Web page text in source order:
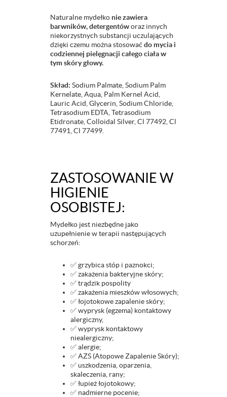
Naturalne mydełko nie zawiera
barwników, detergentóworaz innych
niekorzystnych substancji uczulających
dzięki czemu można stosować do mycia i
codziennej pielęgnacji całego ciała w
tym skóry głowy.
Skład: Sodium Palmate, Sodium Palm
Kernelate, Aqua, Palm Kernel Acid,
Lauric Acid, Glycerin, Sodium Chloride,
Tetrasodium EDTA, Tetrasodium
Etidronate, Colloidal Silver, Cl 77492, Cl
77491, Cl 77499.
ZASTOSOWANIE W
HIGIENIE
OSOBISTEJ:
Mydełko jest niezbędne jako
uzupełnienie w terapii następujących
schorzeń:
✅ grzybica stóp i paznokci;
✅ zakażenia bakteryjne skóry;
✅ trądzik pospolity
✅ zakażenia mieszków włosowych;
✅ łojotokowe zapalenie skóry;
✅ wyprysk (egzema) kontaktowy
alergiczny,
✅ wyprysk kontaktowy
niealergiczny;
✅ alergie;
✅ AZS (Atopowe Zapalenie Skóry);
✅ uszkodzenia, oparzenia,
skaleczenia, rany;
✅ łupież łojotokowy;
✅ nadmierne pocenie;